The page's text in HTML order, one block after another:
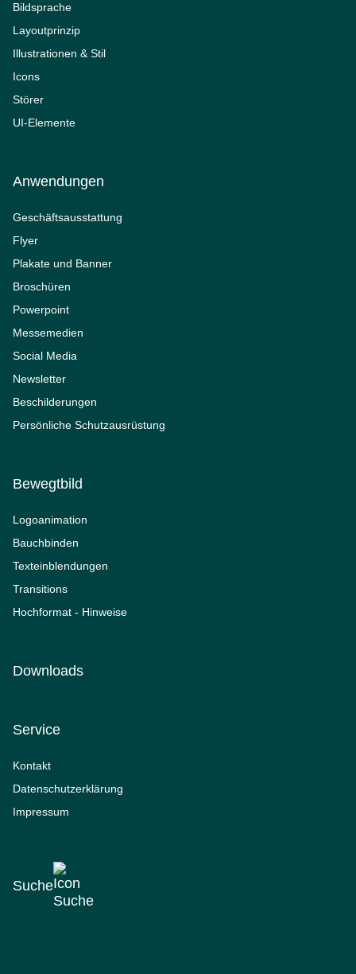
Bildsprache
Layoutprinzip
Illustrationen & Stil
Icons
Störer
UI-Elemente
Anwendungen
Geschäftsausstattung
Flyer
Plakate und Banner
Broschüren
Powerpoint
Messemedien
Social Media
Newsletter
Beschilderungen
Persönliche Schutzausrüstung
Bewegtbild
Logoanimation
Bauchbinden
Texteinblendungen
Transitions
Hochformat - Hinweise
Downloads
Service
Kontakt
Datenschutzerklärung
Impressum
Suche